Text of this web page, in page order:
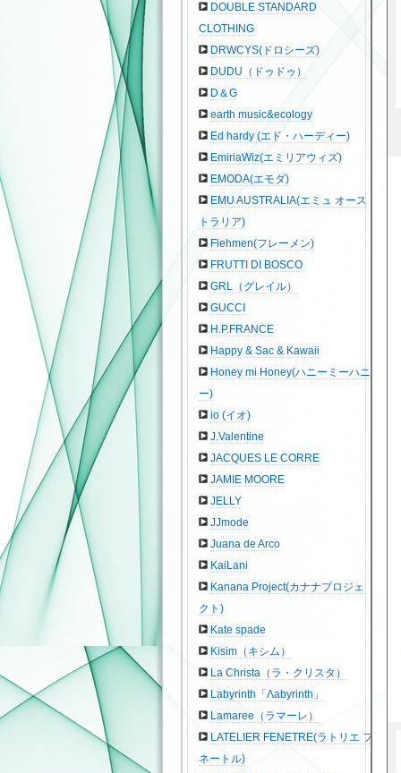
DOUBLE STANDARD
CLOTHING
DRWCYS(ドロシーズ)
DUDU（ドゥドゥ）
D＆G
earth music&ecology
Ed hardy (エド・ハーディー)
EmiriaWiz(エミリアウィズ)
EMODA(エモダ)
EMU AUSTRALIA(エミュ オース
トラリア)
Flehmen(フレーメン)
FRUTTI DI BOSCO
GRL（グレイル）
GUCCI
H.P.FRANCE
Happy & Sac & Kawaii
Honey mi Honey(ハニーミーハニ
ー)
io (イオ)
J.Valentine
JACQUES LE CORRE
JAMIE MOORE
JELLY
JJmode
Juana de Arco
KaiLani
Kanana Project(カナナプロジェ
クト)
Kate spade
Kisim（キシム）
La Christa（ラ・クリスタ）
Labyrinth「Λabyrinth」
Lamaree（ラマーレ）
LATELIER FENETRE(ラトリエ フ
ネートル)